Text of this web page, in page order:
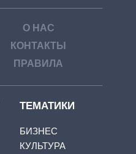
О НАС
КОНТАКТЫ
ПРАВИЛА
ТЕМАТИКИ
БИЗНЕС
КУЛЬТУРА